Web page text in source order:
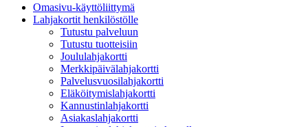
Omasivu-käyttöliittymä
Lahjakortit henkilöstölle
Tutustu palveluun
Tutustu tuotteisiin
Joululahjakortti
Merkkipäivälahjakortti
Palvelusvuosilahjakortti
Eläköitymislahjakortti
Kannustinlahjakortti
Asiakaslahjakortti